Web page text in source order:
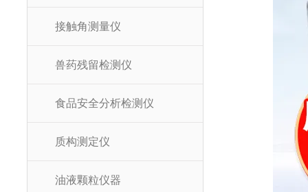
接触角测量仪
兽药残留检测仪
食品安全分析检测仪
质构测定仪
油液颗粒仪器